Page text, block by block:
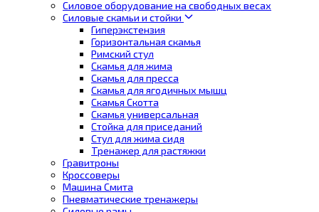
Силовое оборудование на свободных весах
Силовые скамьи и стойки
Гиперэкстензия
Горизонтальная скамья
Римский стул
Скамья для жима
Скамья для пресса
Скамья для ягодичных мышц
Скамья Скотта
Скамья универсальная
Стойка для приседаний
Стул для жима сидя
Тренажер для растяжки
Гравитроны
Кроссоверы
Машина Смита
Пневматические тренажеры